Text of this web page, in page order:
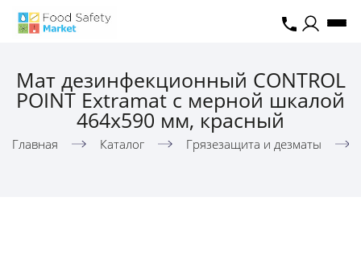
Мат дезинфекционный CONTROL
POINT Extramat с мерной шкалой
464х590 мм, красный
Главная Каталог Грязезащита и дезматы